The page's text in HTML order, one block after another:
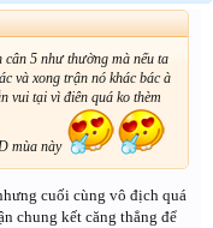
cân 5 như thường mà nếu ta
và xong trận nó khác bác à
vui tại vì điên quá ko thèm
mùa này
cuối cùng vô địch quá
chung kết căng thẳng để